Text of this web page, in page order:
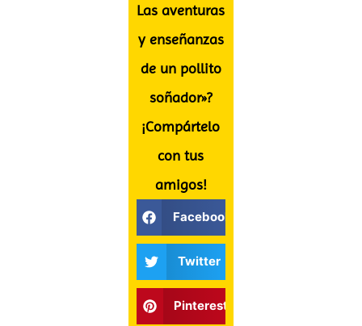
Las aventuras
y enseñanzas
de un pollito
soñador»?
¡Compártelo
con tus
amigos!
Facebook
Twitter
Pinterest